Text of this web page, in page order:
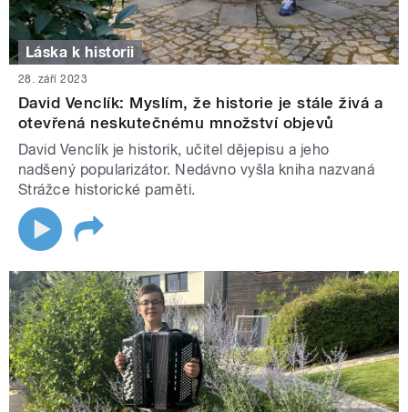
Láska k historii
28. září 2023
David Venclík: Myslím, že historie je stále živá a
otevřená neskutečnému množství objevů
David Venclík je historik, učitel dějepisu a jeho
nadšený popularizátor. Nedávno vyšla kniha nazvaná
Strážce historické paměti.